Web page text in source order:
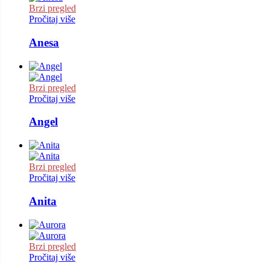
Brzi pregled
Pročitaj više
Anesa
Brzi pregled
Pročitaj više
Angel
Brzi pregled
Pročitaj više
Anita
Brzi pregled
Pročitaj više